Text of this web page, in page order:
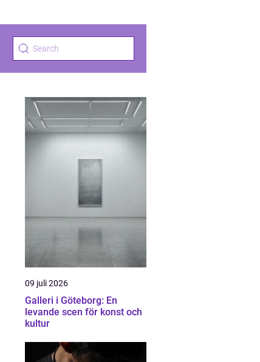
09 juli 2026
Galleri i Göteborg: En
levande scen för konst och
kultur